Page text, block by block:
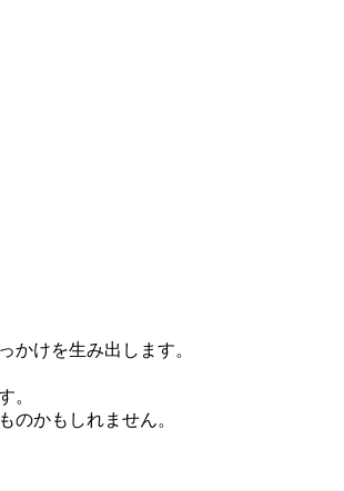
かけを生み出します。
。
のかもしれません。